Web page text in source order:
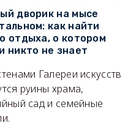
дворик на мысе
как найти
отдыха, о котором
никто не знает
Галереи искусств
руины храма,
сад и семейные